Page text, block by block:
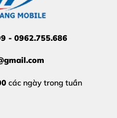
- 0962.755.686
các ngày trong tuần